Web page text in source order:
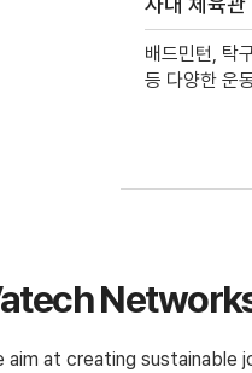
배드민턴, 탁
등 다양한 운
aim at creating sustainable